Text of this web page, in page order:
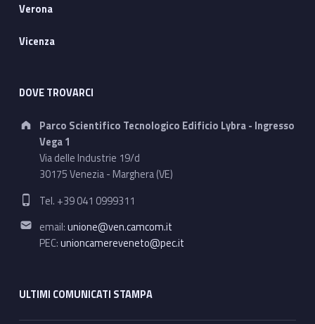
Verona
Vicenza
DOVE TROVARCI
Address:
Parco Scientifico Tecnologico Edificio Lybra - Ingresso
Vega 1
Via delle Industrie 19/d
30175 Venezia - Marghera (VE)
Phone number:
Tel. +39 041 0999311
Email address:
email:unione@ven.camcom.it
PEC:unioncamereveneto@pec.it
ULTIMI COMUNICATI STAMPA